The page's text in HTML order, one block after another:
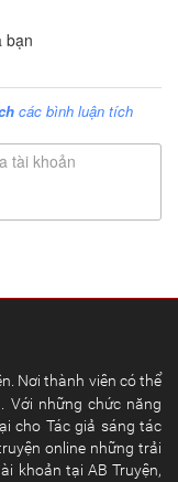
bạn
các bình luận tích
tài khoản
Nơi thành viên có thể
Với những chức năng
cho Tác giả sáng tác
online những trải
khoản tại AB Truyện,